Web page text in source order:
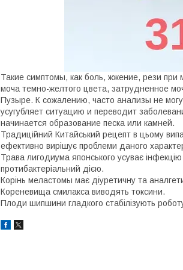
Такие симптомы, как боль, жжение, рези
моча темно-желтого цвета, затрудненное
Пузыре. К сожалению, часто анализы не
усугубляет ситуацию и переводит
начинается образование песка или камней.
Традиційний Китайський рецепт в цьому
ефективно вирішує проблеми даного
Трава лигодиума японського усуває
протибактеріальний дією.
Корінь меластомы має діуретичну та
Кореневища смилакса виводять токсини.
Плоди шипшини гладкого стабілізують